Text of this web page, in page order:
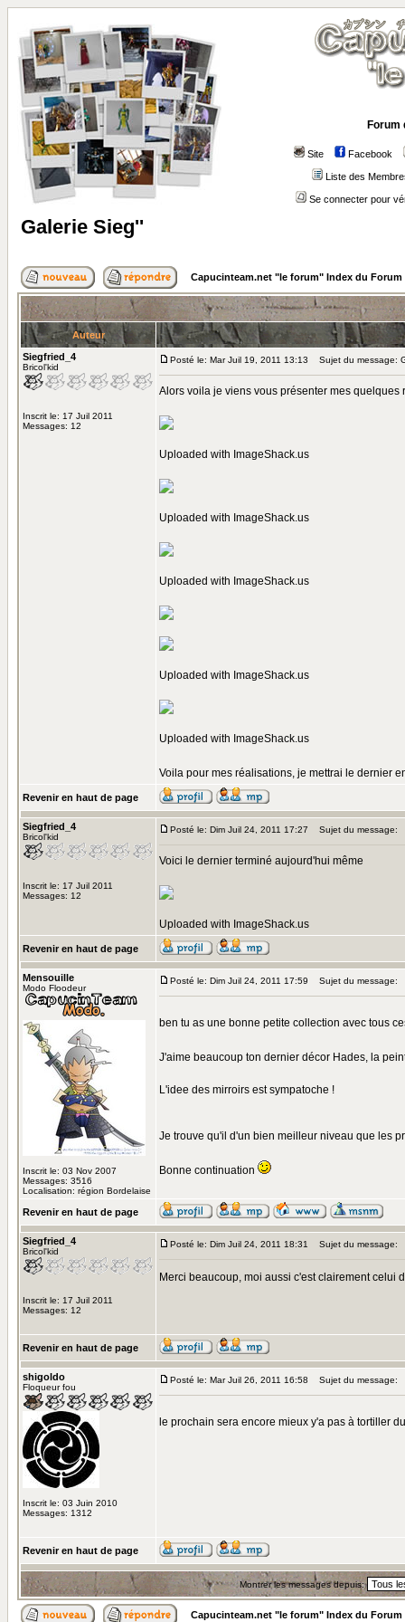
Forum
Site Facebook
Liste des
Se connecter pour
Galerie Sieg''
Capucinteam.net "le forum" Index du Forum
Auteur
Siegfried_4
Bricol'kid
Inscrit le: 17 Juil 2011
Messages: 12
Posté le: Mar Juil 19, 2011 13:13 Sujet du message:
Alors voila je viens vous présenter mes
Uploaded with ImageShack.us
Uploaded with ImageShack.us
Uploaded with ImageShack.us
Uploaded with ImageShack.us
Uploaded with ImageShack.us
Voila pour mes réalisations, je mettrai le dernier
Revenir en haut de page
Siegfried_4
Bricol'kid
Inscrit le: 17 Juil 2011
Messages: 12
Posté le: Dim Juil 24, 2011 17:27 Sujet du message:
Voici le dernier terminé aujourd'hui même
Uploaded with ImageShack.us
Revenir en haut de page
Mensouille
Modo Floodeur
Inscrit le: 03 Nov 2007
Messages: 3516
Localisation: région Bordelaise
Posté le: Dim Juil 24, 2011 17:59 Sujet du message:
ben tu as une bonne petite collection avec tous
J'aime beaucoup ton dernier décor Hades, la
L'idee des mirroirs est sympatoche !
Je trouve qu'il d'un bien meilleur niveau que les
Bonne continuation
Revenir en haut de page
Siegfried_4
Bricol'kid
Inscrit le: 17 Juil 2011
Messages: 12
Posté le: Dim Juil 24, 2011 18:31 Sujet du message:
Merci beaucoup, moi aussi c'est clairement celui
Revenir en haut de page
shigoldo
Floqueur fou
Inscrit le: 03 Juin 2010
Messages: 1312
Posté le: Mar Juil 26, 2011 16:58 Sujet du message:
le prochain sera encore mieux y'a pas à tortiller
Revenir en haut de page
Montrer les messages depuis:
Capucinteam.net "le forum" Index du Forum